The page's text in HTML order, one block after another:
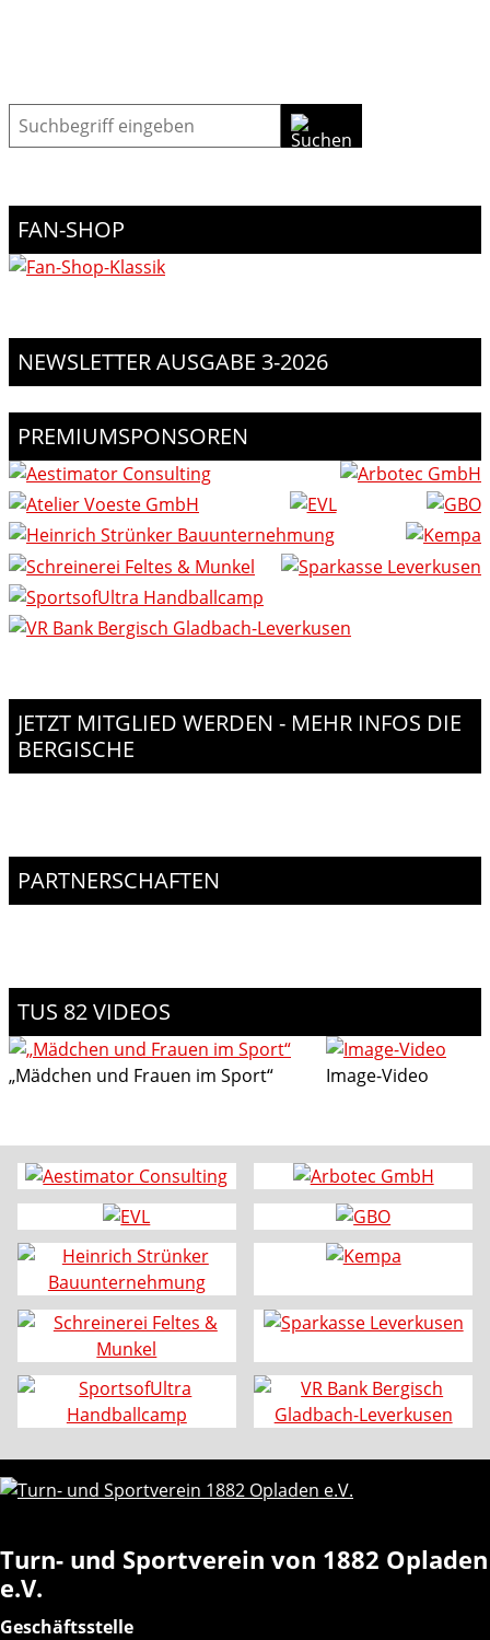
Suche
FAN-SHOP
NEWSLETTER AUSGABE 3-2026
PREMIUMSPONSOREN
JETZT MITGLIED WERDEN - MEHR INFOS DIE
BERGISCHE
PARTNERSCHAFTEN
TUS 82 VIDEOS
„Mädchen und Frauen im Sport“ Image-Video
Turn- und Sportverein von 1882 Opladen
e.V.
Geschäftsstelle